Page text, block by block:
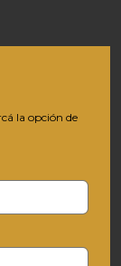
la opción de